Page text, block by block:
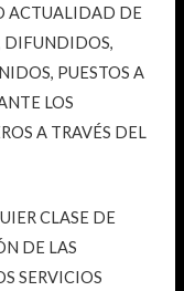
ACTUALIDAD DE
DIFUNDIDOS,
PUESTOS A
LOS
A TRAVÉS DEL
CLASE DE
DE LAS
SERVICIOS